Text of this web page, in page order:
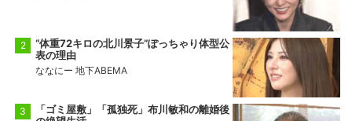
“体重72キロの北川景子”ぽっちゃり体型公
表の理由
ななにー 地下ABEMA
「ゴミ屋敷」「孤独死」布川敏和の離婚後